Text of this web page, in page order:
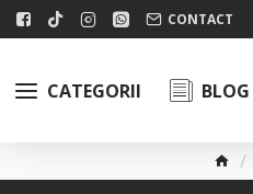
CONTACT
CATEGORII BLOG